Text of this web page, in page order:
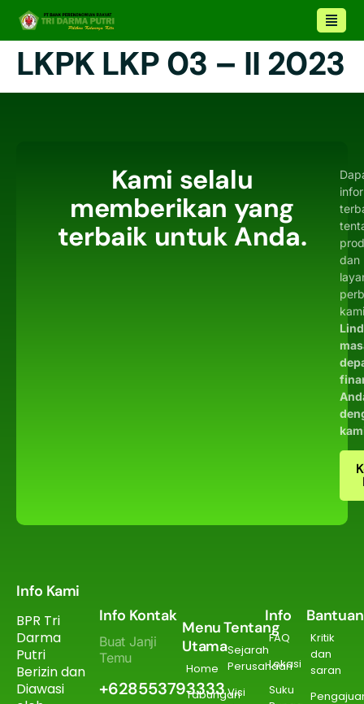
LKPK LKP 03 – II 2023
Kami selalu
memberikan yang
terbaik untuk Anda.
dan
Info Kami
BPR Tri
Darma
Putri
Berizin dan
Diawasi
Info Kontak
Buat Janji
Temu
+628553793333
Menu
Utama
Home
Tabungan
Tentang
Sejarah
Perusahaan
Visi
Info
FAQ
Lokasi
Suku
Bantuan
Kritik
dan
saran